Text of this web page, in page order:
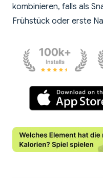
kombinieren, falls als
Frühstück oder erste